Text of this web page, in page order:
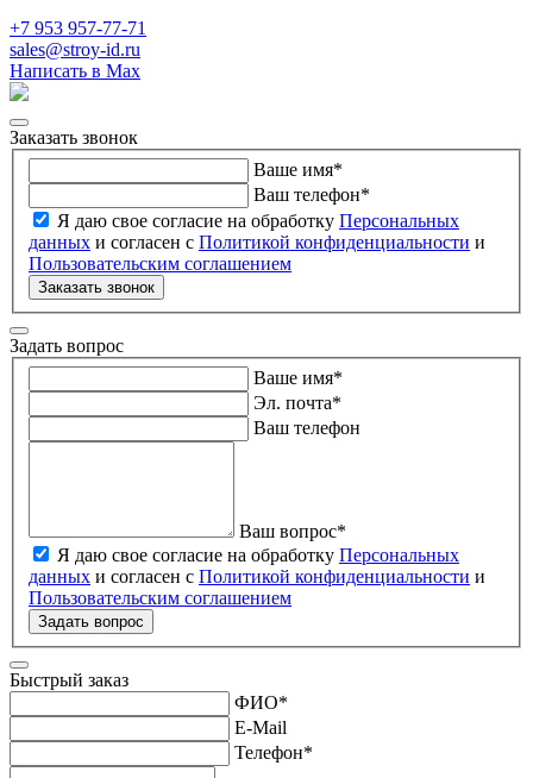
+7 953 957-77-71
sales@stroy-id.ru
Написать в Max
Заказать звонок
Ваше имя*
Ваш телефон*
Я даю свое согласие на обработку Персональных
данных и согласен с Политикой конфиденциальности и
Пользовательским соглашением
Заказать звонок
Задать вопрос
Ваше имя*
Эл. почта*
Ваш телефон
Ваш вопрос*
Я даю свое согласие на обработку Персональных
данных и согласен с Политикой конфиденциальности и
Пользовательским соглашением
Задать вопрос
Быстрый заказ
ФИО*
E-Mail
Телефон*